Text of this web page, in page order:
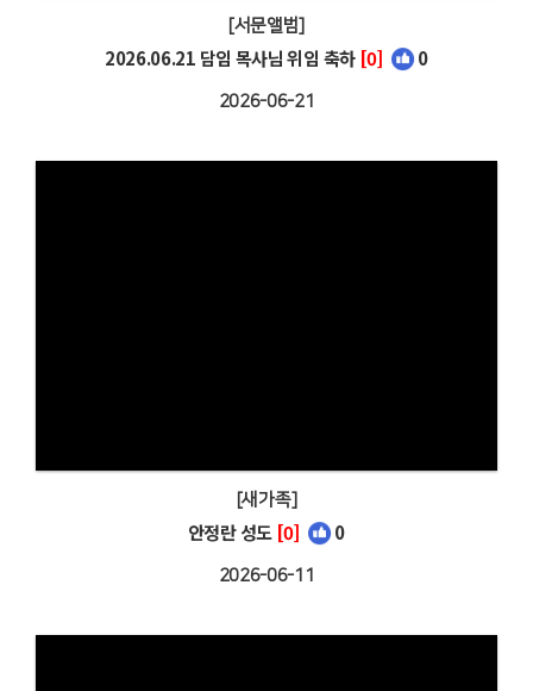
[서문앨범]
2026.06.21 담임 목사님 위임 축하 [0] 0
2026-06-21
[새가족]
안정란 성도 [0] 0
2026-06-11